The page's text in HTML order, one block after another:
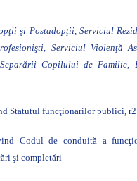
şi Postadopţii, Serviciul
Serviciul Violenţă
Copilului de Familie,
Statutul funcţionarilor publici, r2
Codul de conduită a
şi completări